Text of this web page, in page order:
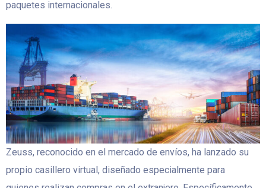
paquetes internacionales.
Zeuss, reconocido en el mercado de envíos, ha lanzado su
propio casillero virtual, diseñado especialmente para